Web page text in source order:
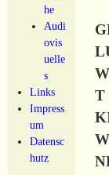
he
Audi
ovis
uelle
s
Links
Impress
um
Datensc
hutz
T